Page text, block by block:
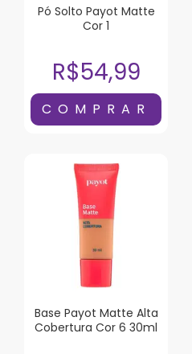
Pó Solto Payot Matte
Cor 1
R$54,99
Base Payot Matte Alta
Cobertura Cor 6 30ml